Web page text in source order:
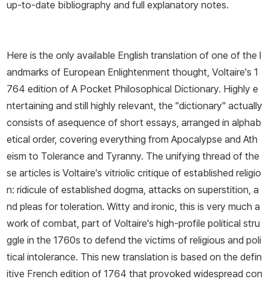
up-to-date bibliography and full explanatory notes.
Here is the only available English translation of one of the l
andmarks of European Enlightenment thought, Voltaire's 1
764 edition of A Pocket Philosophical Dictionary. Highly e
ntertaining and still highly relevant, the "dictionary" actually
consists of asequence of short essays, arranged in alphab
etical order, covering everything from Apocalypse and Ath
eism to Tolerance and Tyranny. The unifying thread of the
se articles is Voltaire's vitriolic critique of established religio
n: ridicule of established dogma, attacks on superstition, a
nd pleas for toleration. Witty and ironic, this is very much a
work of combat, part of Voltaire's high-profile political stru
ggle in the 1760s to defend the victims of religious and poli
tical intolerance. This new translation is based on the defin
itive French edition of 1764 that provoked widespread con